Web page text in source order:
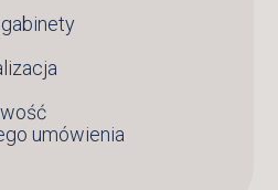
umówienia